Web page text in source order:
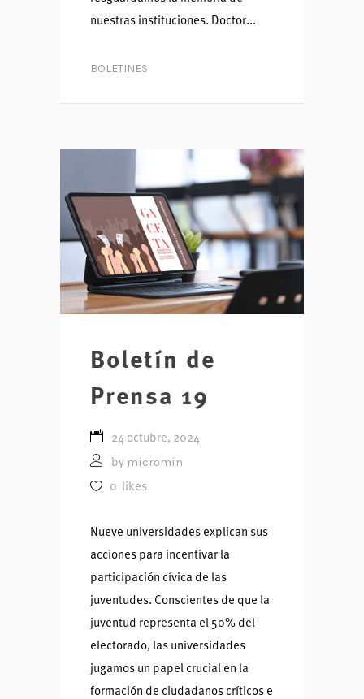
nuestras instituciones. Doctor...
BOLETINES
Boletín de
Prensa 19
24 octubre, 2024
by micromin
0 likes
Nueve universidades explican sus
acciones para incentivar la
participación cívica de las
juventudes. Conscientes de que la
juventud representa el 50% del
electorado, las universidades
jugamos un papel crucial en la
formación de ciudadanos críticos e